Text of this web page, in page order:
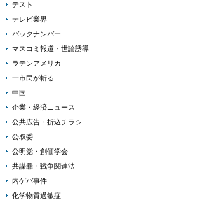
テスト
テレビ業界
バックナンバー
マスコミ報道・世論誘導
ラテンアメリカ
一市民が斬る
中国
企業・経済ニュース
公共広告・折込チラシ
公取委
公明党・創価学会
共謀罪・戦争関連法
内ゲバ事件
化学物質過敏症